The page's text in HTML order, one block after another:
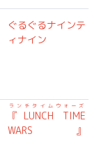
ぐるぐるナインテ
ィナイン
『LUNCH TIME
WARS』
ランチタイムウォーズ